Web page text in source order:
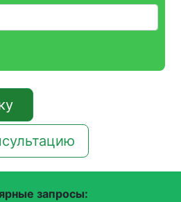
запросы: